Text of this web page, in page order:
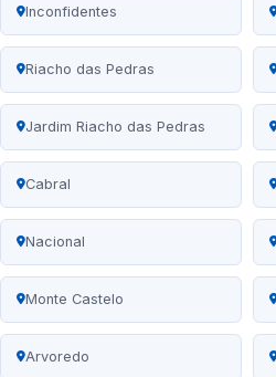
Inconfidentes
Riacho das Pedras
Jardim Riacho das Pedras
Cabral
Nacional
Monte Castelo
Arvoredo